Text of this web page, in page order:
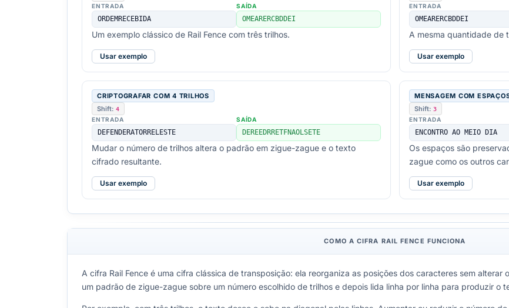
ENTRADA
ORDEMRECEBIDA
SAÍDA
OMEARERCBDDEI
Um exemplo clássico de Rail Fence com três trilhos.
Usar exemplo
ENTRADA
OMEARERCBDDEI
A mesma quantidade de
Usar exemplo
CRIPTOGRAFAR COM 4 TRILHOS
Shift: 4
ENTRADA
DEFENDERATORRELESTE
SAÍDA
DEREEDRRETFNAOLSETE
Mudar o número de trilhos altera o padrão em zigue-zague e o texto
cifrado resultante.
Usar exemplo
MENSAGEM COM
Shift: 3
ENTRADA
ENCONTRO AO MEIO DIA
Os espaços são
zague como os outros
Usar exemplo
COMO A CIFRA RAIL FENCE FUNCIONA
A cifra Rail Fence é uma cifra clássica de transposição: ela reorganiza as posições dos caracteres sem
um padrão de zigue-zague sobre um número escolhido de trilhos e depois lida linha por linha para produzir o